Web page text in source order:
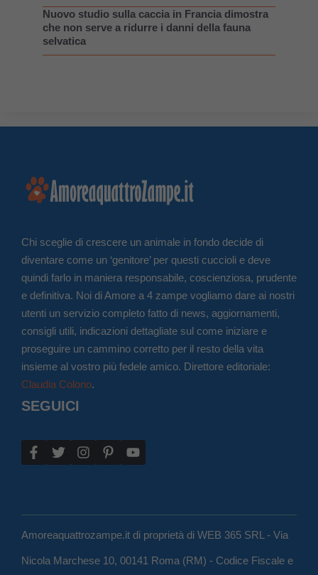
Nuovo studio sulla caccia in Francia dimostra
che non serve a ridurre i danni della fauna
selvatica
Chi sceglie di crescere un animale in fondo decide di
diventare come un ‘genitore’ per questi cuccioli e deve
quindi farlo in maniera responsabile, coscienziosa, prudente
e definitiva. Noi di Amore a 4 zampe vogliamo dare ai nostri
utenti un servizio completo fatto di news, aggiornamenti,
consigli utili, indicazioni dettagliate sul come iniziare e
proseguire un cammino corretto per il resto della vita
insieme al vostro più fedele amico. Direttore editoriale:
Claudia Colono.
SEGUICI
Amoreaquattrozampe.it di proprietà di WEB 365 SRL - Via
Nicola Marchese 10, 00141 Roma (RM) - Codice Fiscale e